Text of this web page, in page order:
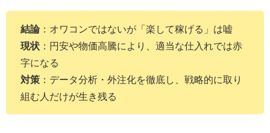
結論：オワコンではないが「楽して稼げる」は嘘
現状 ：円安や物価高騰により、適当な仕入れでは赤
字になる
対策 ：データ分析・外注化を徹底し、戦略的に取り
組む人だけが生き残る